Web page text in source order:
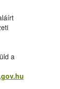
a